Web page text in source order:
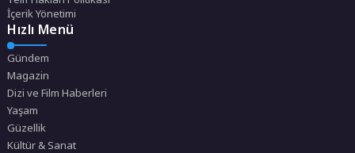
İçerik Yönetimi
Hızlı Menü
Gündem
Magazin
Dizi ve Film Haberleri
Yaşam
Güzellik
Kültür & Sanat